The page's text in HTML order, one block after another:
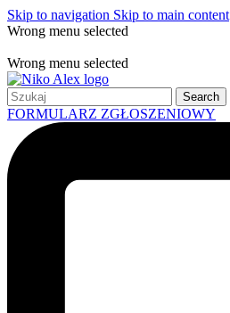
Skip to navigation Skip to main content
Wrong menu selected
Wrong menu selected
Search
FORMULARZ ZGŁOSZENIOWY